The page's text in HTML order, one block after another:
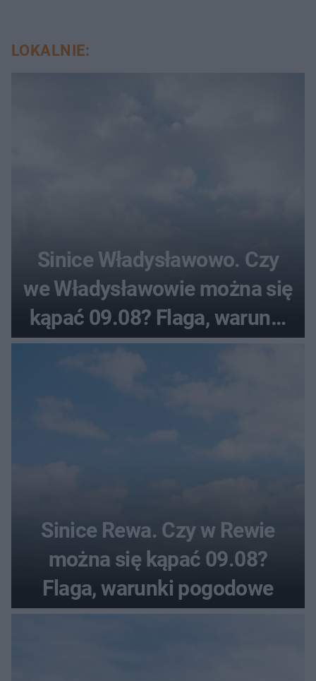
LOKALNIE:
Sinice Władysławowo. Czy
we Władysławowie można się
kąpać 09.08? Flaga, warunki
pogodowe
Sinice Rewa. Czy w Rewie
można się kąpać 09.08?
Flaga, warunki pogodowe